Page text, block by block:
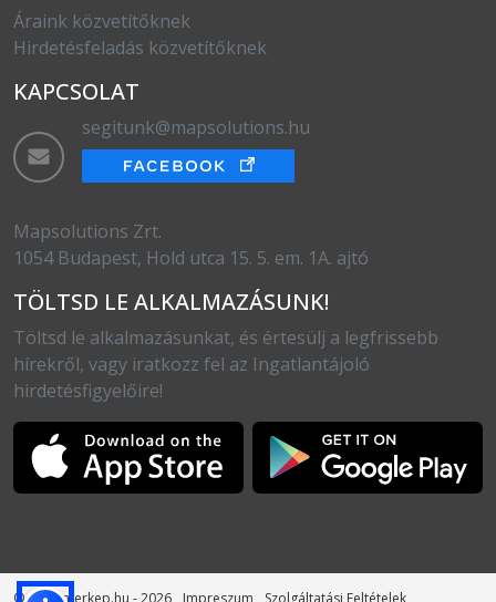
Áraink közvetítőknek
Hirdetésfeladás közvetítőknek
KAPCSOLAT
segitunk@mapsolutions.hu
Mapsolutions Zrt.
1054 Budapest, Hold utca 15. 5. em. 1A. ajtó
TÖLTSD LE ALKALMAZÁSUNK!
Töltsd le alkalmazásunkat, és értesülj a legfrissebb
hírekről, vagy iratkozz fel az Ingatlantájoló
hirdetésfigyelőire!
© otthonterkep.hu - 2026 Impreszum Szolgáltatási Feltételek